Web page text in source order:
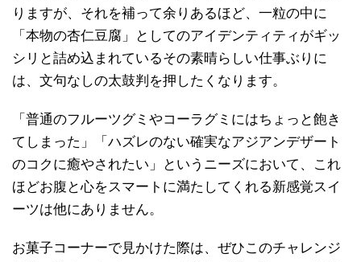
りますが、それを補って余りあるほど、一粒の中に
「本物の杏仁豆腐」としてのアイデンティティがギッ
シリと詰め込まれているその素晴らしい仕事ぶりに
は、文句なしの太鼓判を押したくなります。
「普通のフルーツグミやコーラグミにはちょっと飽き
てしまった」「ハズレのない確実なアジアンデザート
のコクに癒やされたい」というニーズにおいて、これ
ほどお腹と心をスマートに満たしてくれる新感覚スイ
ーツは他にありません。
お菓子コーナーで見かけた際は、ぜひこのチャレンジ